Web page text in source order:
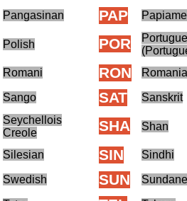
Pangasinan PAP
Polish POR
Romani RON
Sango SAT Sanskrit
Seychellois
Creole
SHA Shan
Silesian SIN Sindhi
Swedish SUN